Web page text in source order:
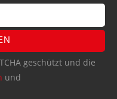
geschützt und die
und